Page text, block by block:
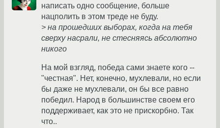
написать одно сообщение, больше
нацполить в этом треде не буду.
> на прошедших выборах, когда на тебя
сверху насрали, не стесняясь абсолютно
никого
На мой взгляд, победа сами знаете кого --
"честная". Нет, конечно, мухлевали, но если
бы даже не мухлевали, он бы все равно
победил. Народ в большинстве своем его
поддерживает, как это не прискорбно. Так
что..